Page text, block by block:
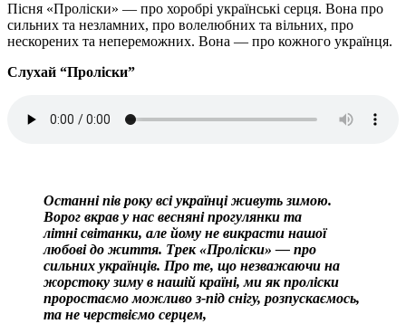
Пісня «Проліски» — про хоробрі українські серця. Вона про
сильних та незламних, про волелюбних та вільних, про
нескорених та непереможних. Вона — про кожного українця.
Слухай “Проліски”
Останні пів року всі українці живуть зимою.
Ворог вкрав у нас весняні прогулянки та
літнісвітанки, але йому не викрасти нашої
любові до життя. Трек «Проліски» — про
сильних українців. Про те, що незважаючи на
жорстоку зиму в нашій країні, ми як проліски
проростаємоможливо з-під снігу, розпускаємось,
та не черствіємо серцем,